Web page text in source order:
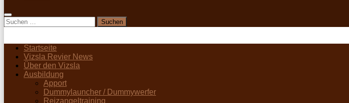
Suchen
nach:
Startseite
Vizsla Revier News
Über den Vizsla
Ausbildung
Apport
Dummylauncher / Dummywerfer
Reizangeltraining